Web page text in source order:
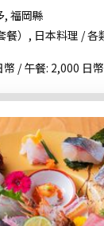
, 福岡縣
餐）, 日本料理 / 各
/ 午餐: 2,000 日幣